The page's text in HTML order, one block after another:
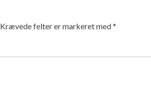
Krævede felter er markeret med*